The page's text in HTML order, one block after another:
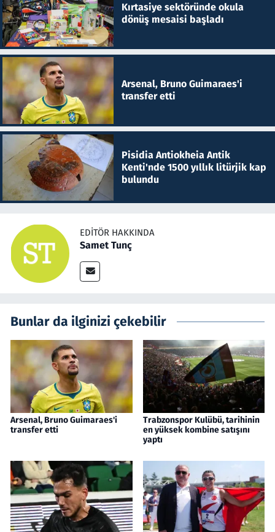
Kırtasiye sektöründe okula
dönüş mesaisi başladı
Arsenal, Bruno Guimaraes'i
transfer etti
Pisidia Antiokheia Antik
Kenti'nde 1500 yıllık litürjik kap
bulundu
EDITÖR HAKKINDA
Samet Tunç
Bunlar da ilginizi çekebilir
Arsenal, Bruno Guimaraes'i
transfer etti
Trabzonspor Kulübü, tarihinin
en yüksek kombine satışını
yaptı